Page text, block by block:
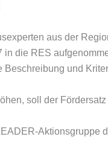
aus der
in die RES
und
soll der
Aktionsgruppe